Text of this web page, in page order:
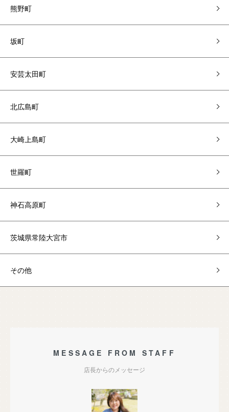
熊野町
坂町
安芸太田町
北広島町
大崎上島町
世羅町
神石高原町
茨城県常陸大宮市
その他
MESSAGE FROM STAFF
店長からのメッセージ